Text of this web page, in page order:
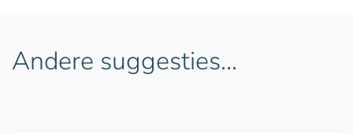
Andere suggesties…